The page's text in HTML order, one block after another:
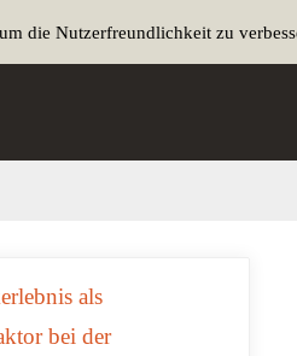
die Nutzerfreundlichkeit zu